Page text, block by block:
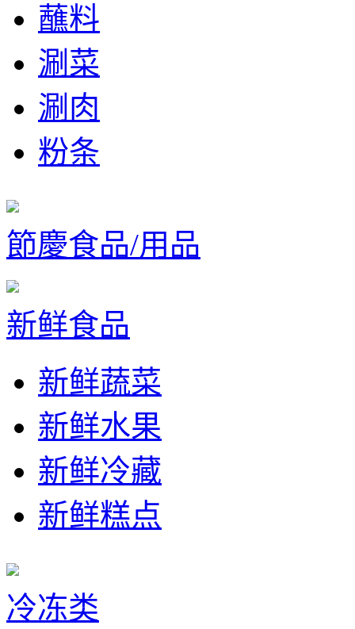
蘸料
涮菜
涮肉
粉条
節慶食品/用品
新鲜食品
新鲜蔬菜
新鲜水果
新鲜冷藏
新鲜糕点
冷冻类